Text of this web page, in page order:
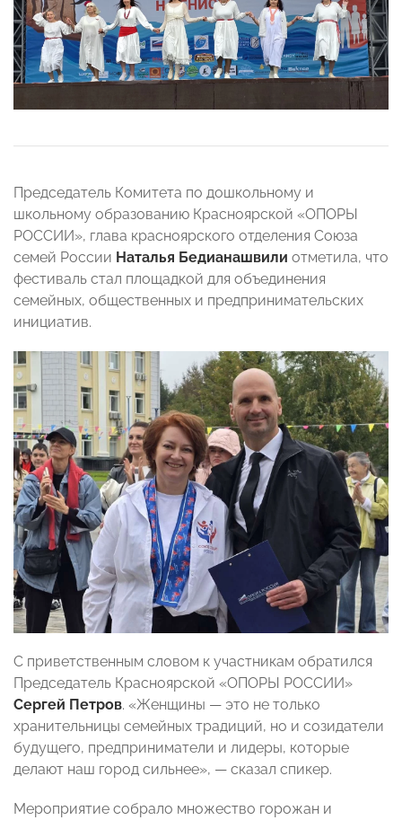
Председатель Комитета по дошкольному и
школьному образованию Красноярской «ОПОРЫ
РОССИИ», глава красноярского отделения Союза
семей России Наталья Бедианашвили отметила, что
фестиваль стал площадкой для объединения
семейных, общественных и предпринимательских
инициатив.
С приветственным словом к участникам обратился
Председатель Красноярской «ОПОРЫ РОССИИ»
Сергей Петров. «Женщины — это не только
хранительницы семейных традиций, но и созидатели
будущего, предприниматели и лидеры, которые
делают наш город сильнее», — сказал спикер.
Мероприятие собрало множество горожан и